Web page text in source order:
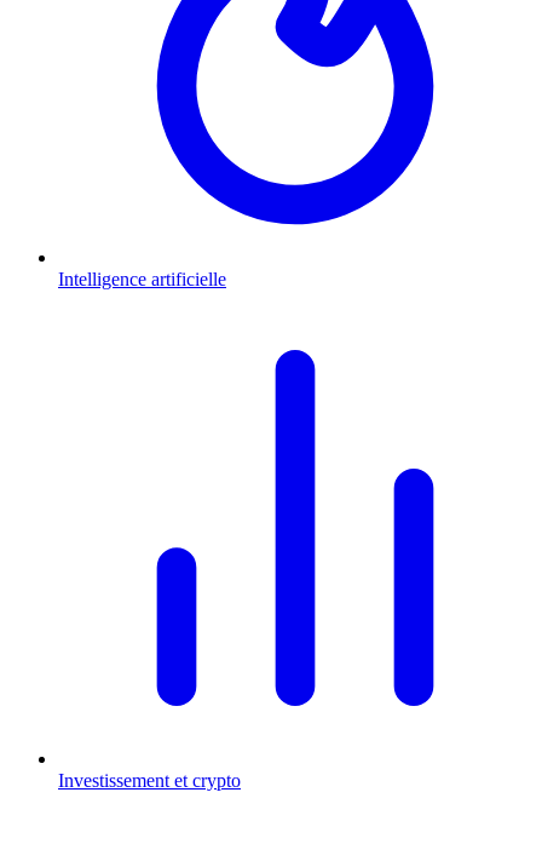
Intelligence artificielle
Investissement et crypto